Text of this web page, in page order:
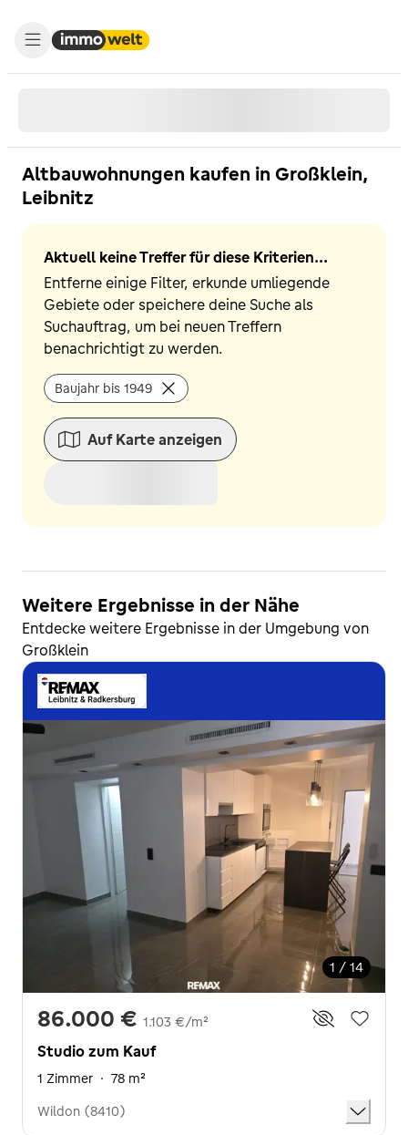
Altbauwohnungen kaufen in Großklein,
Leibnitz
Aktuell keine Treffer für diese Kriterien...
Entferne einige Filter, erkunde umliegende
Gebiete oder speichere deine Suche als
Suchauftrag, um bei neuen Treffern
benachrichtigt zu werden.
Baujahr bis 1949
Auf Karte anzeigen
Weitere Ergebnisse in der Nähe
Entdecke weitere Ergebnisse in der Umgebung von
Großklein
1 / 14
86.000 € 1.103 €/m²
Studio zum Kauf
1 Zimmer · 78 m²
Wildon (8410)